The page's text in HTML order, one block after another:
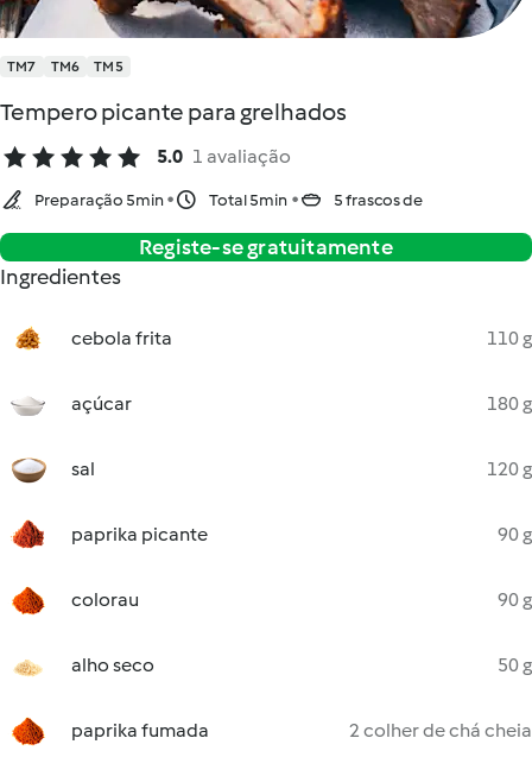
TM7 TM6 TM5
Tempero picante para grelhados
5.0 1 avaliação
Preparação 5min Total 5min 5 frascos de
Registe-se gratuitamente
Ingredientes
cebola frita 110 g
açúcar 180 g
sal 120 g
paprika picante 90 g
colorau 90 g
alho seco 50 g
paprika fumada 2 colher de chá cheia